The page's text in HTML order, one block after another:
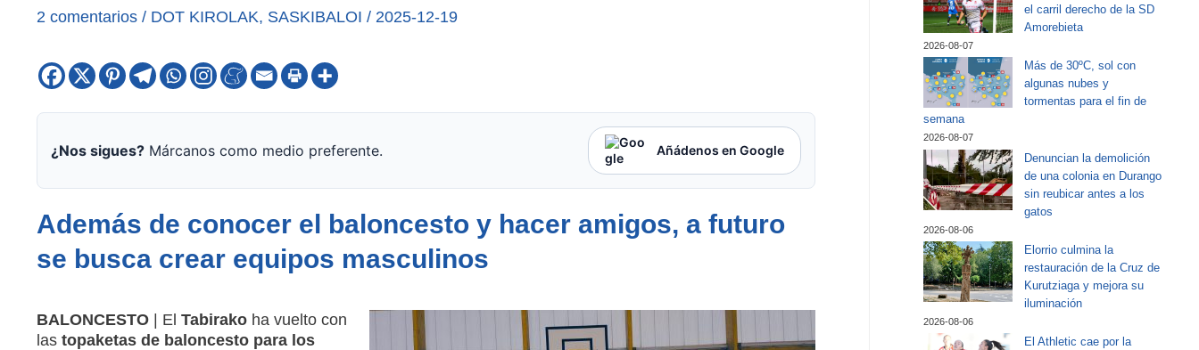
2 comentarios / DOT KIROLAK, SASKIBALOI / 2025-12-19
¿Nos sigues?Márcanos como medio preferente. Añádenos en Google
Además de conocer el baloncesto y hacer amigos, a futuro
se busca crear equipos masculinos
BALONCESTO| El Tabirakoha vuelto con
lastopaketas de baloncesto para los
el carril derecho de la SD
Amorebieta
2026-08-07
Más de 30ºC, sol con
algunas nubes y
tormentas para el fin de
semana
2026-08-07
Denuncian la demolición
de una colonia en Durango
sin reubicar antes a los
gatos
2026-08-06
Elorrio culmina la
restauración de la Cruz de
Kurutziaga y mejora su
iluminación
2026-08-06
El Athletic cae por la